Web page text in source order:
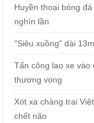
Huyền thoại bóng
nghìn lần
"Siêu xuồng" dài
Tấn công lao xe
thương vong
Xót xa chàng trai
chết não